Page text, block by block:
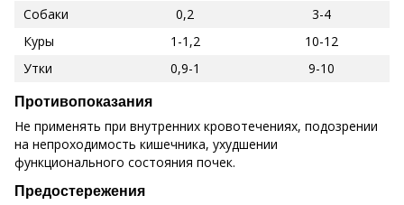
Собаки 0,2
3-4
Куры
1-1,2
10-12
Утки
0,9-1 9-10
Противопоказания
Не применять при внутренних кровотечениях, подозрении
на непроходимость кишечника, ухудшении
функционального состояния почек.
Предостережения